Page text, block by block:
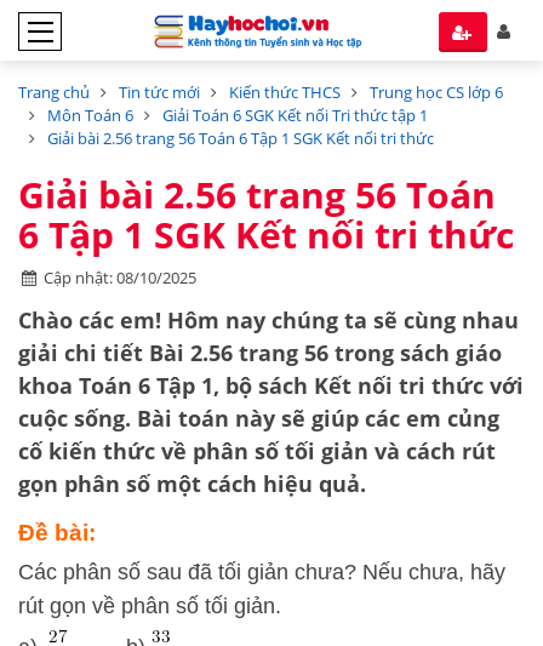
Trang chủ Tin tức mới Kiến thức THCS
Trung học CS lớp 6
Môn Toán 6
Giải Toán 6 SGK Kết nối Tri thức tập 1
Giải bài 2.56 trang 56 Toán 6 Tập 1 SGK Kết nối tri thức
Giải bài 2.56 trang 56 Toán
6 Tập 1 SGK Kết nối tri thức
Cập nhật: 08/10/2025
Chào các em! Hôm nay chúng ta sẽ cùng nhau
giải chi tiết Bài 2.56 trang 56 trong sách giáo
khoa Toán 6 Tập 1, bộ sách Kết nối tri thức với
cuộc sống. Bài toán này sẽ giúp các em củng
cố kiến thức về phân số tối giản và cách rút
gọn phân sốmột cách hiệu quả.
Đề bài:
Các phân số sau đã tối giản chưa? Nếu chưa, hãy
rút gọn về phân số tối giản.